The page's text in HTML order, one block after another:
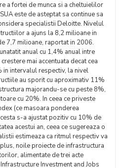
a fortei de munca si a cheltuielilor
este de asteptat sa continue sa
specialistii Deloitte. Nivelul
a ajuns la 8,2 milioane in
7,7 milioane, raportat in 2006.
anual cu 1,4% anual intre
mai accentuata decat cea
in intervalul respectiv, la nivel
au sporit cu aproximativ 11%
majorandu-se cu peste 8%,
cu 20%. In ceea ce priveste
(ce masoara ponderea
s-a ajustat pozitiv cu 10% de
acestui an, ceea ce sugereaza o
estimeaza ca ritmul respectiv va
noile proiecte de infrastructura
alimentate de trei acte
Investment and Jobs